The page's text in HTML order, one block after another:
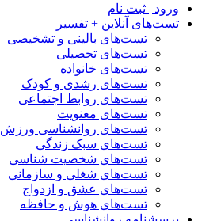
ورود | ثبت نام
تست‌های آنلاین + تفسیر
تست‌های بالینی و تشخیصی
تست‌های تحصیلی
تست‌های خانواده
تست‌های رشدی و کودک
تست‌های روابط اجتماعی
تست‌های معنویت
تست‌های روانشناسی ورزش
تست‌های سبک زندگی
تست‌های شخصیت شناسی
تست‌های شغلی و سازمانی
تست‌های عشق و ازدواج
تست‌های هوش و حافظه